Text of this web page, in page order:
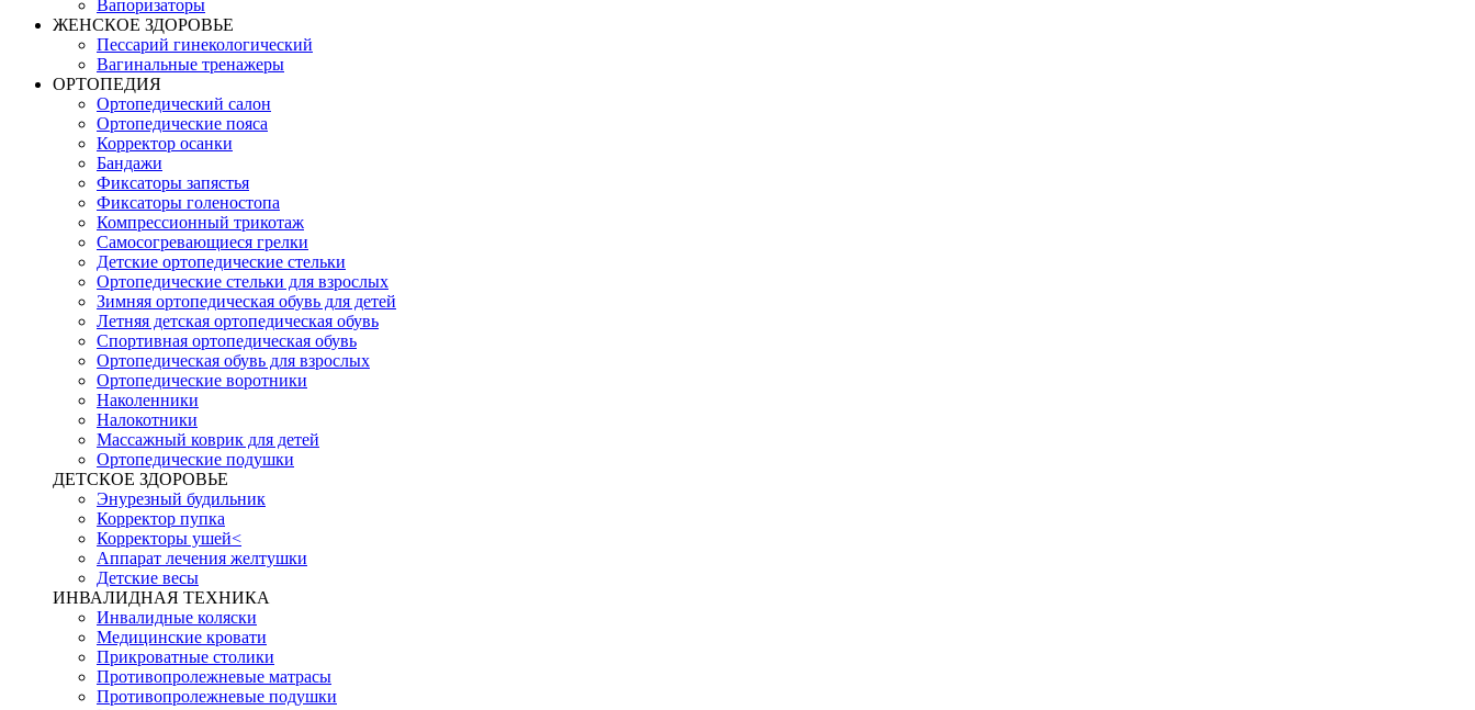
Вапоризаторы
ЖЕНСКОЕ ЗДОРОВЬЕ
Пессарий гинекологический
Вагинальные тренажеры
ОРТОПЕДИЯ
Ортопедический салон
Ортопедические пояса
Корректор осанки
Бандажи
Фиксаторы запястья
Фиксаторы голеностопа
Компрессионный трикотаж
Самосогревающиеся грелки
Детские ортопедические стельки
Ортопедические стельки для взрослых
Зимняя ортопедическая обувь для детей
Летняя детская ортопедическая обувь
Спортивная ортопедическая обувь
Ортопедическая обувь для взрослых
Ортопедические воротники
Наколенники
Налокотники
Массажный коврик для детей
Ортопедические подушки
ДЕТСКОЕ ЗДОРОВЬЕ
Энурезный будильник
Корректор пупка
Корректоры ушей<
Аппарат лечения желтушки
Детские весы
ИНВАЛИДНАЯ ТЕХНИКА
Инвалидные коляски
Медицинские кровати
Прикроватные столики
Противопролежневые матрасы
Противопролежневые подушки